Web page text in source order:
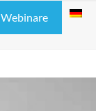
Webinare